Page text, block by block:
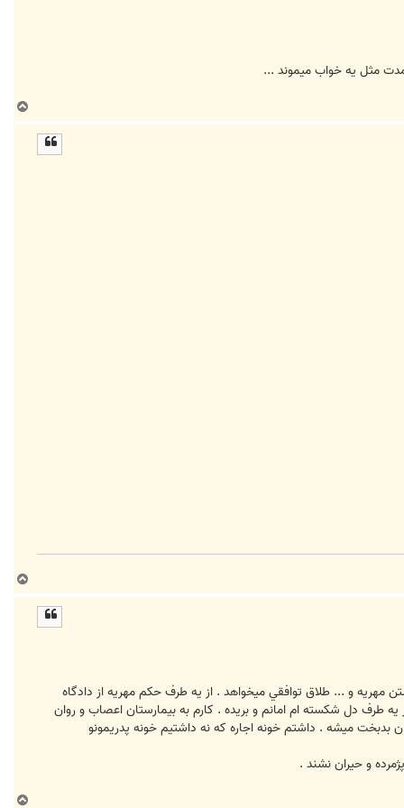
مثل يه خواب ميموند ...
ا
ا
مهريه و ... طلاق توافقي ميخواهد . از يه طرف حكم مهريه از دادگاه
و از يه طرف دل شكسته ام امانم و بريده . كارم به بيمارستان اعصاب و روان
همدلي و همفكري ميزد . تا ديد 2 ماه بيكار شدم فكر كرد آلان بدبخت ميشه . داشتم خونه اجاره كه نه داشتيم خونه پدريمونو
و حيران نشند .